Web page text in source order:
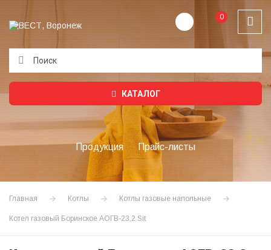
0
КАТАЛОГ
Продукция Прайс-листы
Главная Котлы Котлы газовые напольные
Котел газовый Боринское АОГВ-23,2 Sit